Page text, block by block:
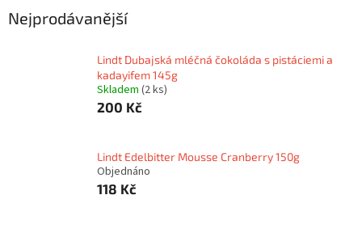
Nejprodávanější
Lindt Dubajská mléčná čokoláda s pistáciemi a
kadayifem 145g
Skladem (2 ks)
200 Kč
Lindt Edelbitter Mousse Cranberry 150g
Objednáno
118 Kč